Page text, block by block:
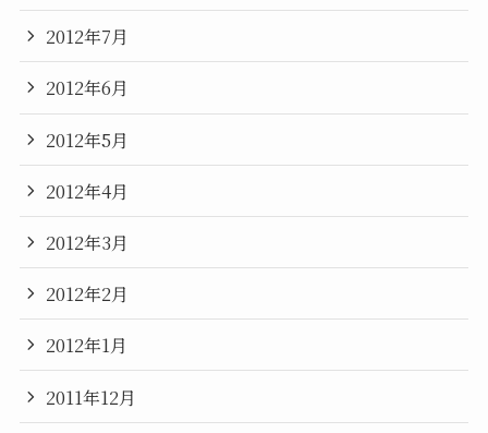
2012年7月
2012年6月
2012年5月
2012年4月
2012年3月
2012年2月
2012年1月
2011年12月